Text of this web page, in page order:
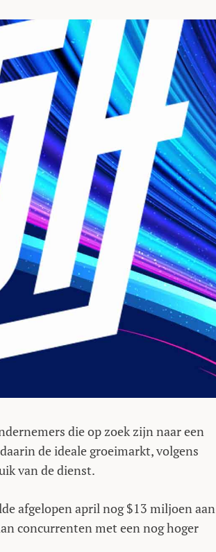
die op zoek zijn naar een
de ideale groeimarkt, volgens
van de dienst.
afgelopen april nog $13 miljoen aan
concurrenten met een nog hoger